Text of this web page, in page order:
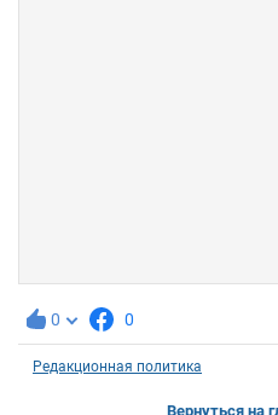
0 0
Редакционная политика
Вернуться на